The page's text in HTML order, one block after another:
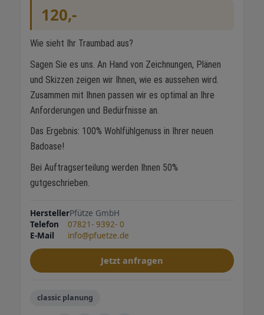
120,-
Wie sieht Ihr Traumbad aus?
Sagen Sie es uns. An Hand von Zeichnungen, Plänen
und Skizzen zeigen wir Ihnen, wie es aussehen wird.
Zusammen mit Ihnen passen wir es optimal an Ihre
Anforderungen und Bedürfnisse an.
Das Ergebnis: 100% Wohlfühlgenuss in Ihrer neuen
Badoase!
Bei Auftragserteilung werden Ihnen 50%
gutgeschrieben.
HerstellerPfütze GmbH
Telefon
07821- 9392- 0
E-Mail
info@pfuetze.de
Jetzt anfragen
classic planung